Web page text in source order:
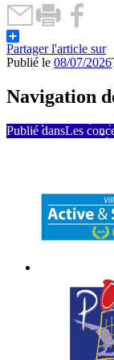
Partager l'article sur
Publié le 08/07/2026
Navigation
Publié dansLes